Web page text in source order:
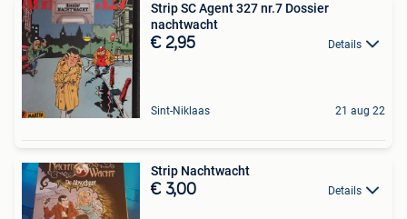
Strip SC Agent 327 nr.7 Dossier
nachtwacht
€ 2,95 Details
Sint-Niklaas 21 aug 22
Strip Nachtwacht
€ 3,00 Details